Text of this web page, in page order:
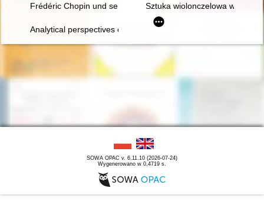
Frédéric Chopin und seine Zeit Sztuka wiolonczelowa w
Analytical perspectives on the music of Chopin
SOWA OPAC v. 6.11.10 (2026-07-24)
Wygenerowano w 0,4719 s.